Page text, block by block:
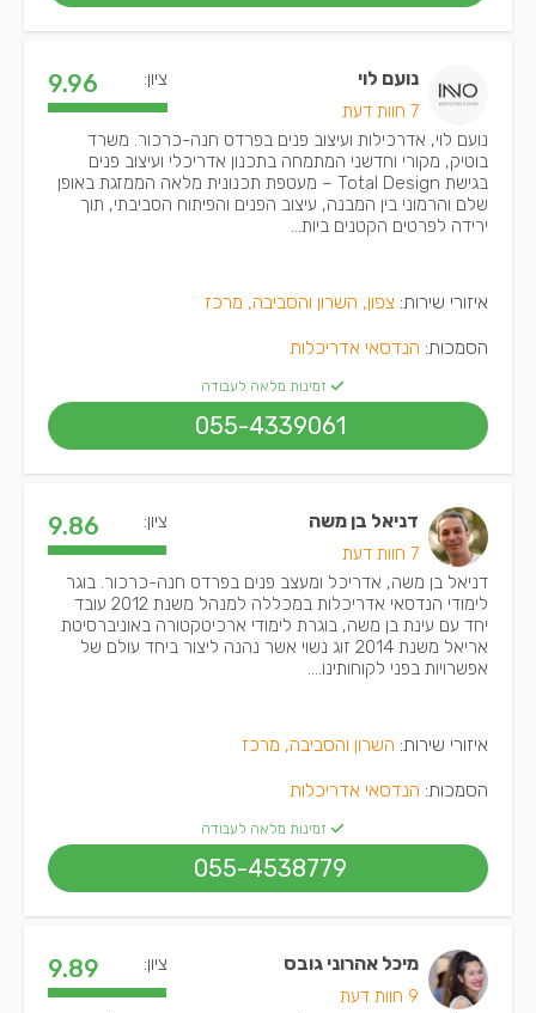
נועם לוי
7 חוות דעת
ציון: 9.96
נועם לוי, אדרכילות ועיצוב פנים בפרדס חנה-כרכור. משרד
בוטיק, מקורי וחדשני המתמחה בתכנון אדריכלי ועיצוב פנים
בגישת Total Design – מעטפת תכנונית מלאה הממזגת באופן
שלם והרמוני בין המבנה, עיצוב הפנים והפיתוח הסביבתי, תוך
ירידה לפרטים הקטנים ביות...
איזורי שירות: צפון, השרון והסביבה, מרכז
הסמכות: הנדסאי אדריכלות
זמינות מלאה לעבודה
055-4339061
דניאל בן משה
7 חוות דעת
ציון: 9.86
דניאל בן משה, אדריכל ומעצב פנים בפרדס חנה-כרכור. בוגר
לימודי הנדסאי אדריכלות במכללה למנהל משנת 2012 עובד
יחד עם עינת בן משה, בוגרת לימודי ארכיטקטורה באוניברסיטת
אריאל משנת 2014 זוג נשוי אשר נהנה ליצור ביחד עולם של
אפשרויות בפני לקוחותינו....
איזורי שירות: השרון והסביבה, מרכז
הסמכות: הנדסאי אדריכלות
זמינות מלאה לעבודה
055-4538779
מיכל אהרוני גובס
9 חוות דעת
ציון: 9.89